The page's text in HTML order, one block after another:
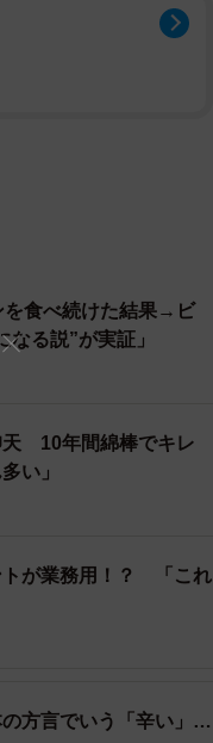
プを半分以上残す人
のではないと考えてい
、飲酒後に食べる〆
分過剰になりやすいな
についても影響がある
ます。
を食べ続けた結果→ビ
る説”が実証」
天 10年間綿棒でキレ
い」
トが業務用！？ 「これ
方言でいう「辛い」…